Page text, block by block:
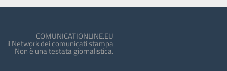
COMUNICATIONLINE.EU
il Network dei comunicati stampa
Non è una testata giornalistica.